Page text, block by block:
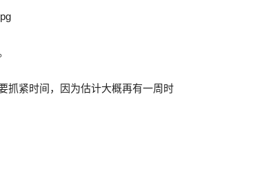
抓紧时间，因为估计大概再有一周时